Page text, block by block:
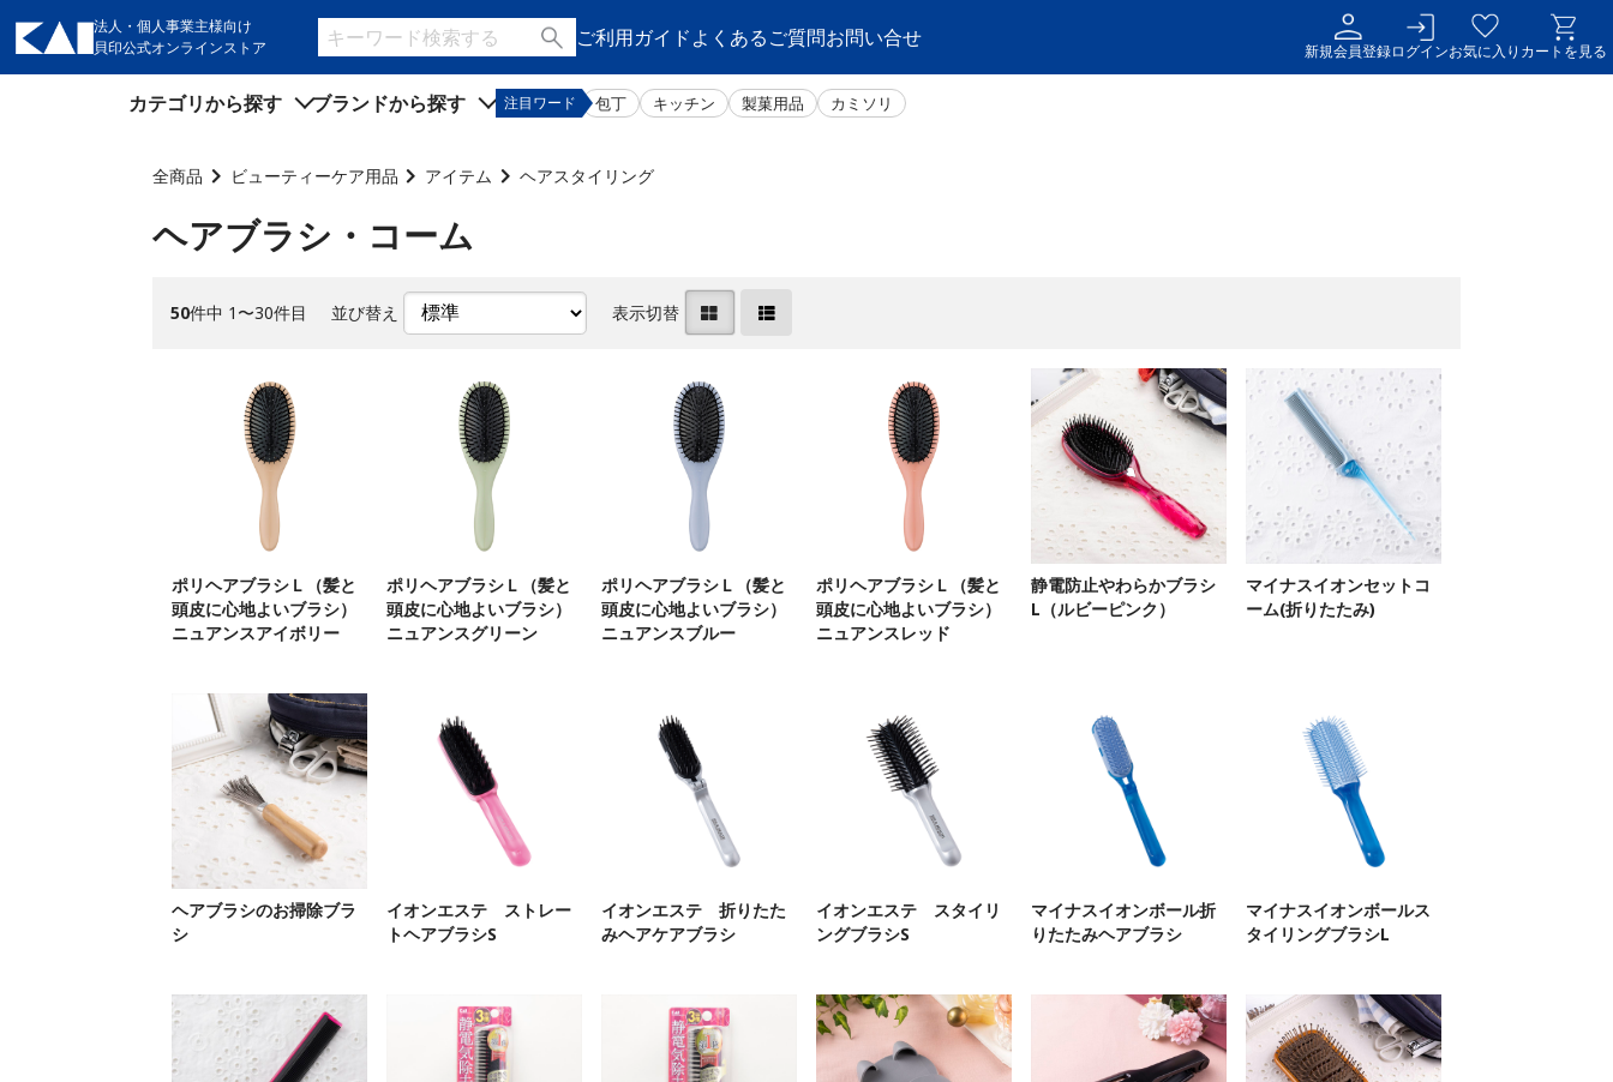
法人・個人事業主様向け
貝印公式オンラインストア
ご利用ガイドよくあるご質問お問い合せ 新規会員登録ログインお気に入り カートを見る
カテゴリから探す
ビューティーケア用品
裁縫・ソーイング用品
ブランドから探す
ビューティーケア用品
メンズケア用品
身だしなみ用品
裁縫・ソーイング用品
注目ワード 包丁 キッチン 製菓用品 カミソリ
全商品 ビューティーケア用品 アイテム ヘアスタイリング
ヘアブラシ・コーム
50件中 1〜30件目 並び替え 表示切替
ポリヘアブラシＬ（髪と
頭皮に心地よいブラシ）
ニュアンスアイボリー
ポリヘアブラシＬ（髪と
頭皮に心地よいブラシ）
ニュアンスグリーン
ポリヘアブラシＬ（髪と
頭皮に心地よいブラシ）
ニュアンスブルー
ポリヘアブラシＬ（髪と
頭皮に心地よいブラシ）
ニュアンスレッド
静電防止やわらかブラシ
L（ルビーピンク）
マイナスイオンセットコ
ーム(折りたたみ)
ヘアブラシのお掃除ブラ
シ
イオンエステ ストレー
トヘアブラシS
イオンエステ 折りたた
みヘアケアブラシ
イオンエステ スタイリ
ングブラシS
マイナスイオンボール折
りたたみヘアブラシ
マイナスイオンボールス
タイリングブラシL